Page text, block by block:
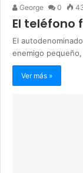
George 0
El teléfono
El
enemigo
Ver más »